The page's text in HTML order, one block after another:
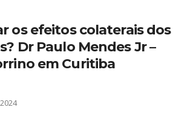
os efeitos colaterais dos
Dr Paulo Mendes Jr –
em Curitiba